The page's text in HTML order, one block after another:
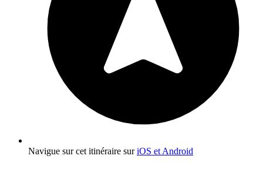
Navigue sur cet itinéraire suriOS et Android